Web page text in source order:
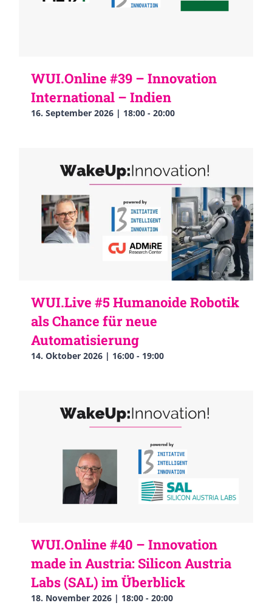
WUI.Online #39 – Innovation
International – Indien
16. September 2026 | 18:00 - 20:00
WUI.Live #5 Humanoide Robotik
als Chance für neue
Automatisierung
14. Oktober 2026 | 16:00 - 19:00
WUI.Online #40 – Innovation
made in Austria: Silicon Austria
Labs (SAL) im Überblick
18. November 2026 | 18:00 - 20:00